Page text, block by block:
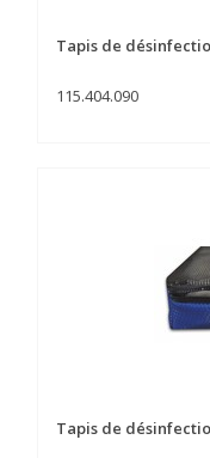
Tapis de
115.404.090
Tapis de